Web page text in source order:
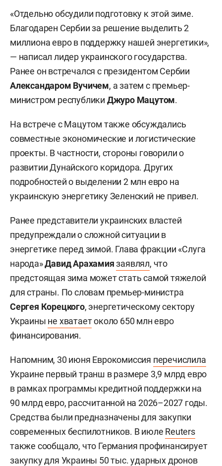
«Отдельно обсудили подготовку к этой зиме.
Благодарен Сербии за решение выделить 2
миллиона евро в поддержку нашей энергетики»,
— написал лидер украинского государства.
Ранее он встречался с президентом Сербии
Александаром Вучичем, а затем с премьер-
министром республики Джуро Мацутом.
На встрече с Мацутом также обсуждались
совместные экономические и логистические
проекты. В частности, стороны говорили о
развитии Дунайского коридора. Других
подробностей о выделении 2 млн евро на
украинскую энергетику Зеленский не привел.
Ранее представители украинских властей
предупреждали о сложной ситуации в
энергетике перед зимой. Глава фракции «Слуга
народа»Давид Арахамия заявлял, что
предстоящая зима может стать самой тяжелой
для страны. По словам премьер-министра
Сергея Корецкого, энергетическому сектору
Украины не хватаетоколо 650 млн евро
финансирования.
Напомним, 30 июня Еврокомиссия перечислила
Украине первый транш в размере 3,9 млрд евро
в рамках программы кредитной поддержки на
90 млрд евро, рассчитанной на 2026–2027 годы.
Средства были предназначены для закупки
современных беспилотников. В июле Reuters
также сообщало, что Германия профинансирует
закупку для Украины 50 тыс. ударных дронов